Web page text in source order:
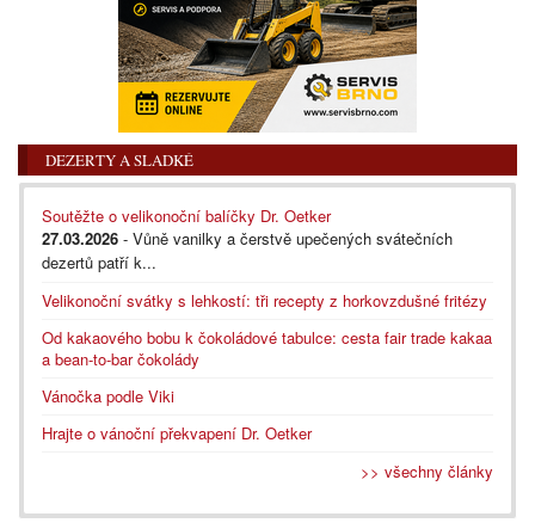
DEZERTY A SLADKÉ
Soutěžte o velikonoční balíčky Dr. Oetker
27.03.2026 - Vůně vanilky a čerstvě upečených svátečních
dezertů patří k...
Velikonoční svátky s lehkostí: tři recepty z horkovzdušné fritézy
Od kakaového bobu k čokoládové tabulce: cesta fair trade kakaa
a bean-to-bar čokolády
Vánočka podle Viki
Hrajte o vánoční překvapení Dr. Oetker
>> všechny články